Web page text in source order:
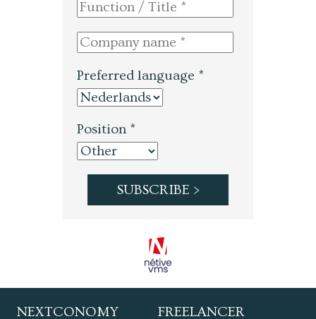
Preferred language *
Position *
NEXTCONOMY FREELANCER